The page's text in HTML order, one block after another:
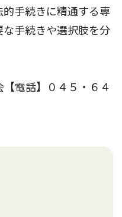
手続きに精通する専
な手続きや選択肢を分
電話】０４５・６４